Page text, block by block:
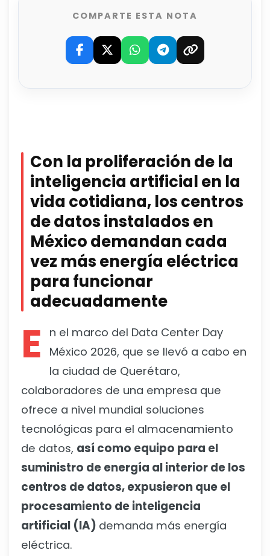
COMPARTE ESTA NOTA
Con la proliferación de la
inteligencia artificial en la
vida cotidiana, los centros
de datos instalados en
México demandan cada
vez más energía eléctrica
para funcionar
adecuadamente
E
n el marco del Data Center Day
México 2026, que se llevó a cabo en
la ciudad de Querétaro,
colaboradores de una empresa que
ofrece a nivel mundial soluciones
tecnológicas para el almacenamiento
de datos, así como equipo para el
suministro de energía al interior de los
centros de datos, expusieron que el
procesamiento de inteligencia
artificial (IA) demanda más energía
eléctrica.